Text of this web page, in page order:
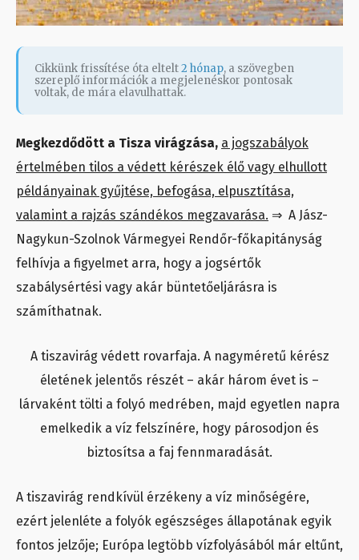
Cikkünk frissítése óta eltelt2 hónap, a szövegben
szereplő információk a megjelenéskor pontosak
voltak, de mára elavulhattak.
Megkezdődött a Tisza virágzása, a jogszabályok
értelmében tilos a védett kérészek élő vagy elhullott
példányainak gyűjtése, befogása, elpusztítása,
valamint a rajzás szándékos megzavarása. ⇒ A Jász-
Nagykun-Szolnok Vármegyei Rendőr-főkapitányság
felhívja a figyelmet arra, hogy a jogsértők
szabálysértési vagy akár büntetőeljárásra is
számíthatnak.
A tiszavirág védett rovarfaja. A nagyméretű kérész
életének jelentős részét – akár három évet is –
lárvaként tölti a folyó medrében, majd egyetlen napra
emelkedik a víz felszínére, hogy párosodjon és
biztosítsa a faj fennmaradását.
A tiszavirág rendkívül érzékeny a víz minőségére,
ezért jelenléte a folyók egészséges állapotának egyik
fontos jelzője; Európa legtöbb vízfolyásából már eltűnt,